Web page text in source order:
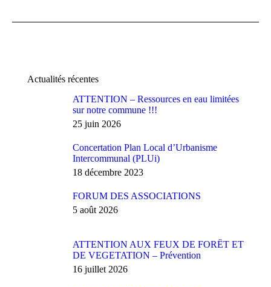
Actualités récentes
ATTENTION – Ressources en eau limitées
sur notre commune !!!
25 juin 2026
Concertation Plan Local d’Urbanisme
Intercommunal (PLUi)
18 décembre 2023
FORUM DES ASSOCIATIONS
5 août 2026
ATTENTION AUX FEUX DE FORÊT ET
DE VEGETATION – Prévention
16 juillet 2026